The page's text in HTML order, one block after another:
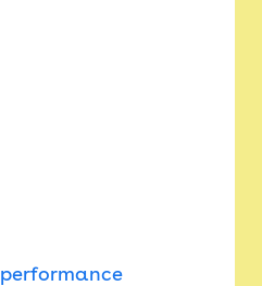
performance